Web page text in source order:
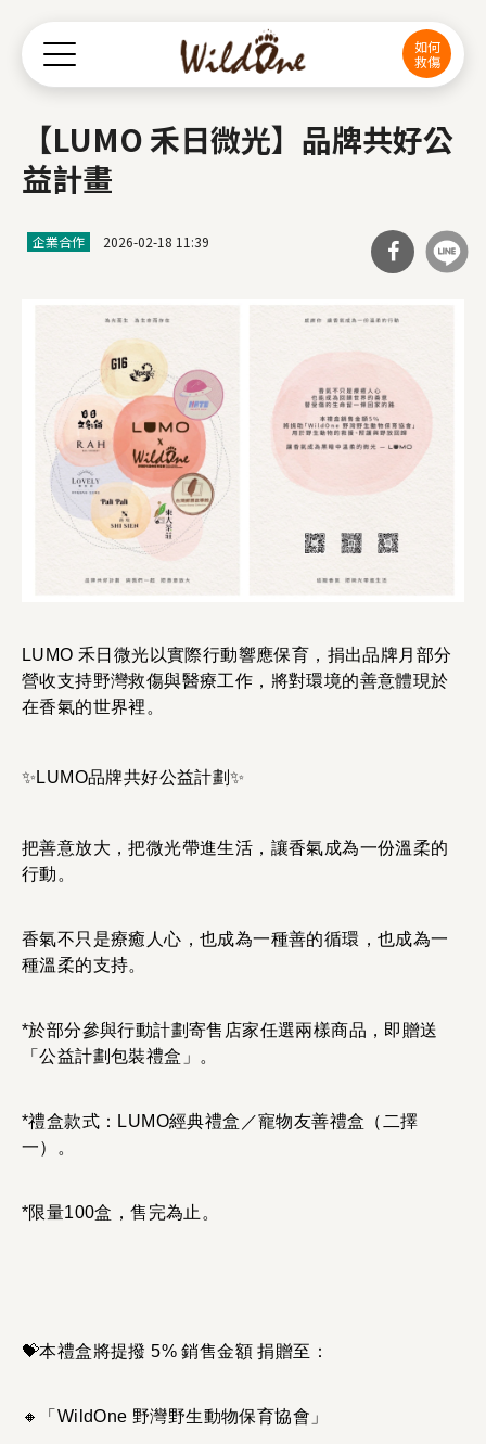
【LUMO 禾日微光】品牌共好公
益計畫
企業合作 2026-02-18 11:39
cebo
ok
LUMO 禾日微光以實際行動響應保育，捐出品牌月部分
營收支持野灣救傷與醫療工作，將對環境的善意體現於
在香氣的世界裡。
✨LUMO品牌共好公益計劃✨
把善意放大，把微光帶進生活， 讓香氣成為一份溫柔的
行動。
香氣不只是療癒人心， 也成為一種善的循環， 也成為一
種溫柔的支持。
*於部分參與行動計劃寄售店家任選兩樣商品，即贈送
「公益計劃包裝禮盒」。
*禮盒款式：LUMO經典禮盒／寵物友善禮盒（二擇
一）。
*限量100盒，售完為止。
💝本禮盒將提撥 5% 銷售金額 捐贈至：
🔸「WildOne 野灣野生動物保育協會」
如何
救傷